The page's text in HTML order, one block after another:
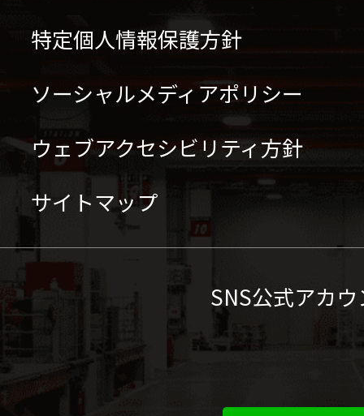
特定個人情報保護方針
ソーシャルメディアポリシー
ウェブアクセシビリティ方針
サイトマップ
SNS公式アカ